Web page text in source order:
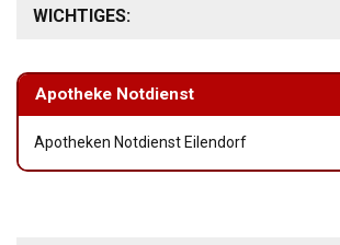
WICHTIGES:
Apotheke Notdienst
Apotheken Notdienst Eilendorf